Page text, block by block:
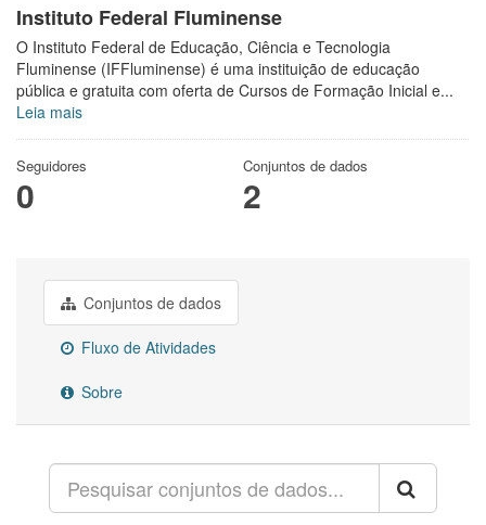
Instituto Federal Fluminense
O Instituto Federal de Educação, Ciência e Tecnologia
Fluminense (IFFluminense) é uma instituição de educação
pública e gratuita com oferta de Cursos de Formação Inicial e...
Leia mais
Seguidores
0
Conjuntos de dados
2
Conjuntos de dados
Fluxo de Atividades
Sobre